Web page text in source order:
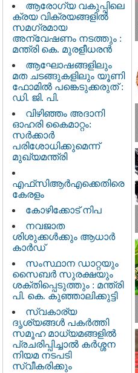
ആരോഗ്യ വകുപ്പിലെ
ക്രയ വിക്രയങ്ങളിൽ
സമഗ്രമായ
അന്വേഷണം നടത്തും :
മന്ത്രി കെ. മുരളീധരൻ
ആഘോഷങ്ങളിലും
മത ചടങ്ങുകളിലും യൂണി
ഫോമിൽ പങ്കെടുക്കരുത് :
ഡി. ജി. പി.
വിഴിഞ്ഞം അദാനി
ഓഹരി കൈമാറ്റം:
സർക്കാർ
പരിശോധിക്കുമെന്ന്
മുഖ്യമന്ത്രി
എഫ്‌സിആർഎക്കെതിരെ
കേരളം
കോഴിക്കോട് നിപ
നവജാത
ശിശുക്കള്‍ക്കും ആധാര്‍
കാര്‍ഡ്
സംസ്ഥാന ഡാറ്റയും
സൈബർ സുരക്ഷയും
ശക്തിപ്പെടുത്തും : മന്ത്രി
പി. കെ. കുഞ്ഞാലിക്കുട്ടി
സ്വകാര്യ
ദൃശ്യങ്ങള്‍ പകര്‍ത്തി
സമൂഹ മാധ്യമങ്ങളില്‍
പ്രചരിപ്പിച്ചാൽ കർശ്ശന
നിയമ നടപടി
സ്വീകരിക്കും